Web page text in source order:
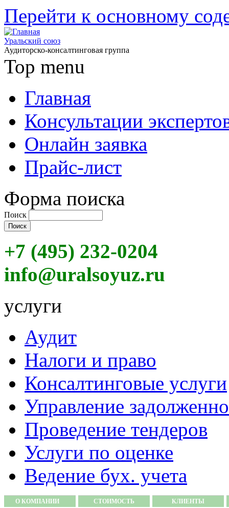
Перейти к основному
Уральский союз
Аудиторско-консалтинговая группа
Top menu
Главная
Консультации
Онлайн заявка
Прайс-лист
Форма поиска
Поиск
+7 (495) 232-0204
info@uralsoyuz.ru
услуги
Аудит
Налоги и право
Консалтинговые услуги
Управление
Проведение тендеров
Услуги по оценке
Ведение бух. учета
О КОМПАНИИ СТОИМОСТЬ КЛИЕНТЫ